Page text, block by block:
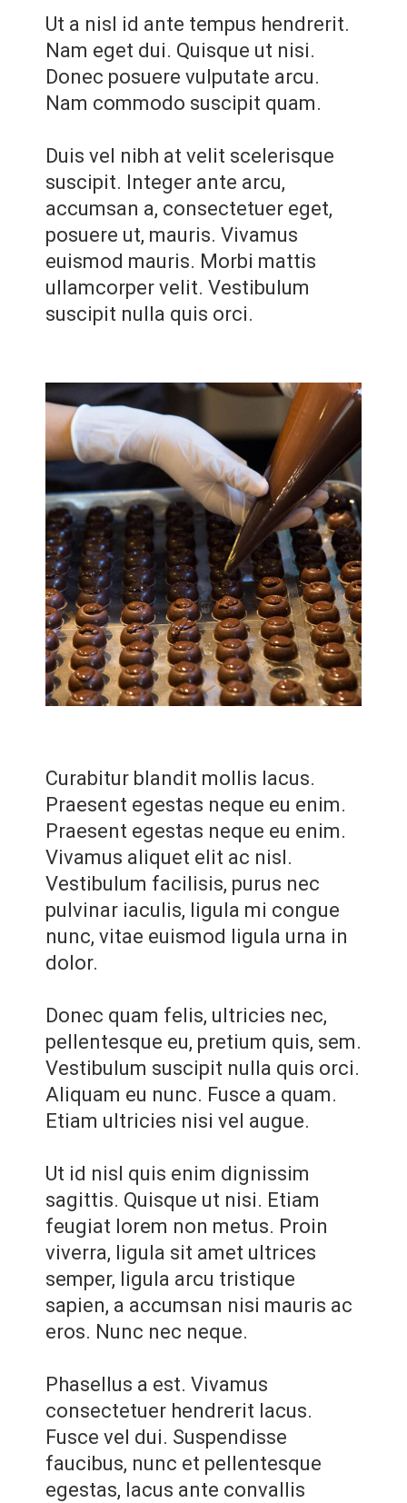
Ut a nisl id ante tempus hendrerit.
Nam eget dui. Quisque ut nisi.
Donec posuere vulputate arcu.
Nam commodo suscipit quam.
Duis vel nibh at velit scelerisque
suscipit. Integer ante arcu,
accumsan a, consectetuer eget,
posuere ut, mauris. Vivamus
euismod mauris. Morbi mattis
ullamcorper velit. Vestibulum
suscipit nulla quis orci.
Curabitur blandit mollis lacus.
Praesent egestas neque eu enim.
Praesent egestas neque eu enim.
Vivamus aliquet elit ac nisl.
Vestibulum facilisis, purus nec
pulvinar iaculis, ligula mi congue
nunc, vitae euismod ligula urna in
dolor.
Donec quam felis, ultricies nec,
pellentesque eu, pretium quis, sem.
Vestibulum suscipit nulla quis orci.
Aliquam eu nunc. Fusce a quam.
Etiam ultricies nisi vel augue.
Ut id nisl quis enim dignissim
sagittis. Quisque ut nisi. Etiam
feugiat lorem non metus. Proin
viverra, ligula sit amet ultrices
semper, ligula arcu tristique
sapien, a accumsan nisi mauris ac
eros. Nunc nec neque.
Phasellus a est. Vivamus
consectetuer hendrerit lacus.
Fusce vel dui. Suspendisse
faucibus, nunc et pellentesque
egestas, lacus ante convallis